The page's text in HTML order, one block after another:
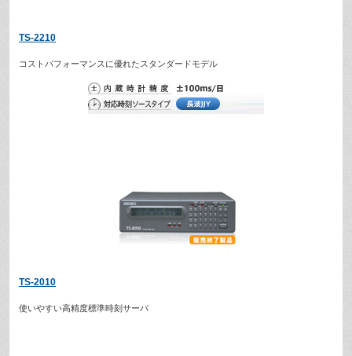
TS-2210
コストパフォーマンスに優れたスタンダードモデル
TS-2010
使いやすい高精度標準時刻サーバ